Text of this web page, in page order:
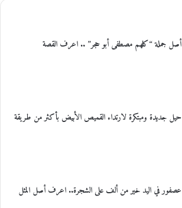
أصل جملة “كلهم مصطفى أبو حجر” .. اعرف القصة
حيل جديدة ومبتكرة لارتداء القميص الأبيض بأكثر من طريقة
عصفور في اليد خير من ألف على الشجرة.. اعرف أصل المثل